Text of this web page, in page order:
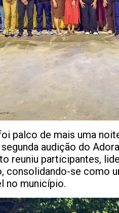
palco de mais uma
audição do
reuniu participantes,
consolidando-se como
no município.